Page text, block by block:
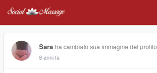
Sara ha cambiato sua immagine del profilo
8 anni fa